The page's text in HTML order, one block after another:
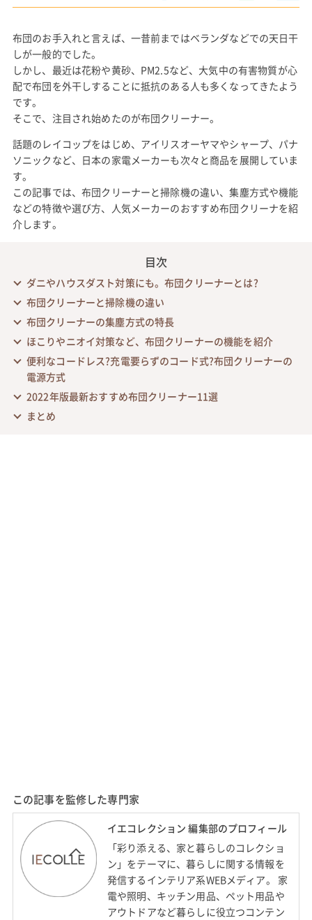
布団のお手入れと言えば、一昔前まではベランダなどでの天日干
しが一般的でした。
しかし、最近は花粉や黄砂、PM2.5など、大気中の有害物質が心
配で布団を外干しすることに抵抗のある人も多くなってきたよう
です。
そこで、注目され始めたのが布団クリーナー。
話題のレイコップをはじめ、アイリスオーヤマやシャープ、パナ
ソニックなど、日本の家電メーカーも次々と商品を展開していま
す。
この記事では、布団クリーナーと掃除機の違い、集塵方式や機能
などの特徴や選び方、人気メーカーのおすすめ布団クリーナを紹
介します。
目次
ダニやハウスダスト対策にも。布団クリーナーとは?
布団クリーナーと掃除機の違い
布団クリーナーの集塵方式の特長
ほこりやニオイ対策など、布団クリーナーの機能を紹介
便利なコードレス?充電要らずのコード式?布団クリーナーの
電源方式
2022年版最新おすすめ布団クリーナー11選
まとめ
この記事を監修した専門家
イエコレクション 編集部のプロフィール
「彩り添える、家と暮らしのコレクショ
ン」をテーマに、暮らしに関する情報を
発信するインテリア系WEBメディア。 家
電や照明、キッチン用品、ペット用品や
アウトドアなど暮らしに役立つコンテン